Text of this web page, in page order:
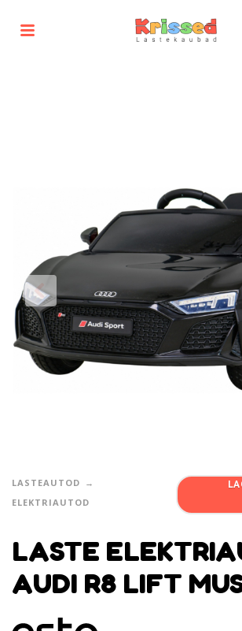
LASTEAUTOD
ELEKTRIAUTOD
LASTE
AUDI R8 LIFT